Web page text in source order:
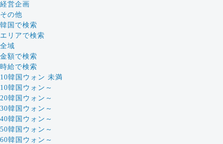
経営企画
その他
韓国で検索
エリアで検索
全域
金額で検索
時給で検索
10韓国ウォン 未満
10韓国ウォン～
20韓国ウォン～
30韓国ウォン～
40韓国ウォン～
50韓国ウォン～
60韓国ウォン～